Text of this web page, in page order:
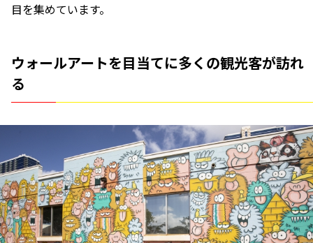
目を集めています。
ウォールアートを目当てに多くの観光客が訪れ
る